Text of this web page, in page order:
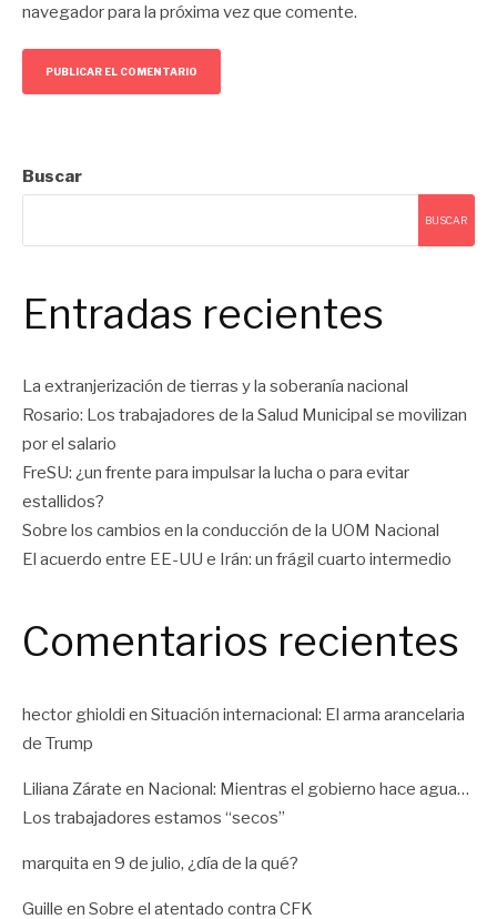
navegador para la próxima vez que comente.
Buscar
BUSCAR
Entradas recientes
La extranjerización de tierras y la soberanía nacional
Rosario: Los trabajadores de la Salud Municipal se movilizan
por el salario
FreSU: ¿un frente para impulsar la lucha o para evitar
estallidos?
Sobre los cambios en la conducción de la UOM Nacional
El acuerdo entre EE-UU e Irán: un frágil cuarto intermedio
Comentarios recientes
hector ghioldi en Situación internacional: El arma arancelaria
de Trump
Liliana Zárate en Nacional: Mientras el gobierno hace agua…
Los trabajadores estamos “secos”
marquita en 9 de julio, ¿día de la qué?
Guille en Sobre el atentado contra CFK